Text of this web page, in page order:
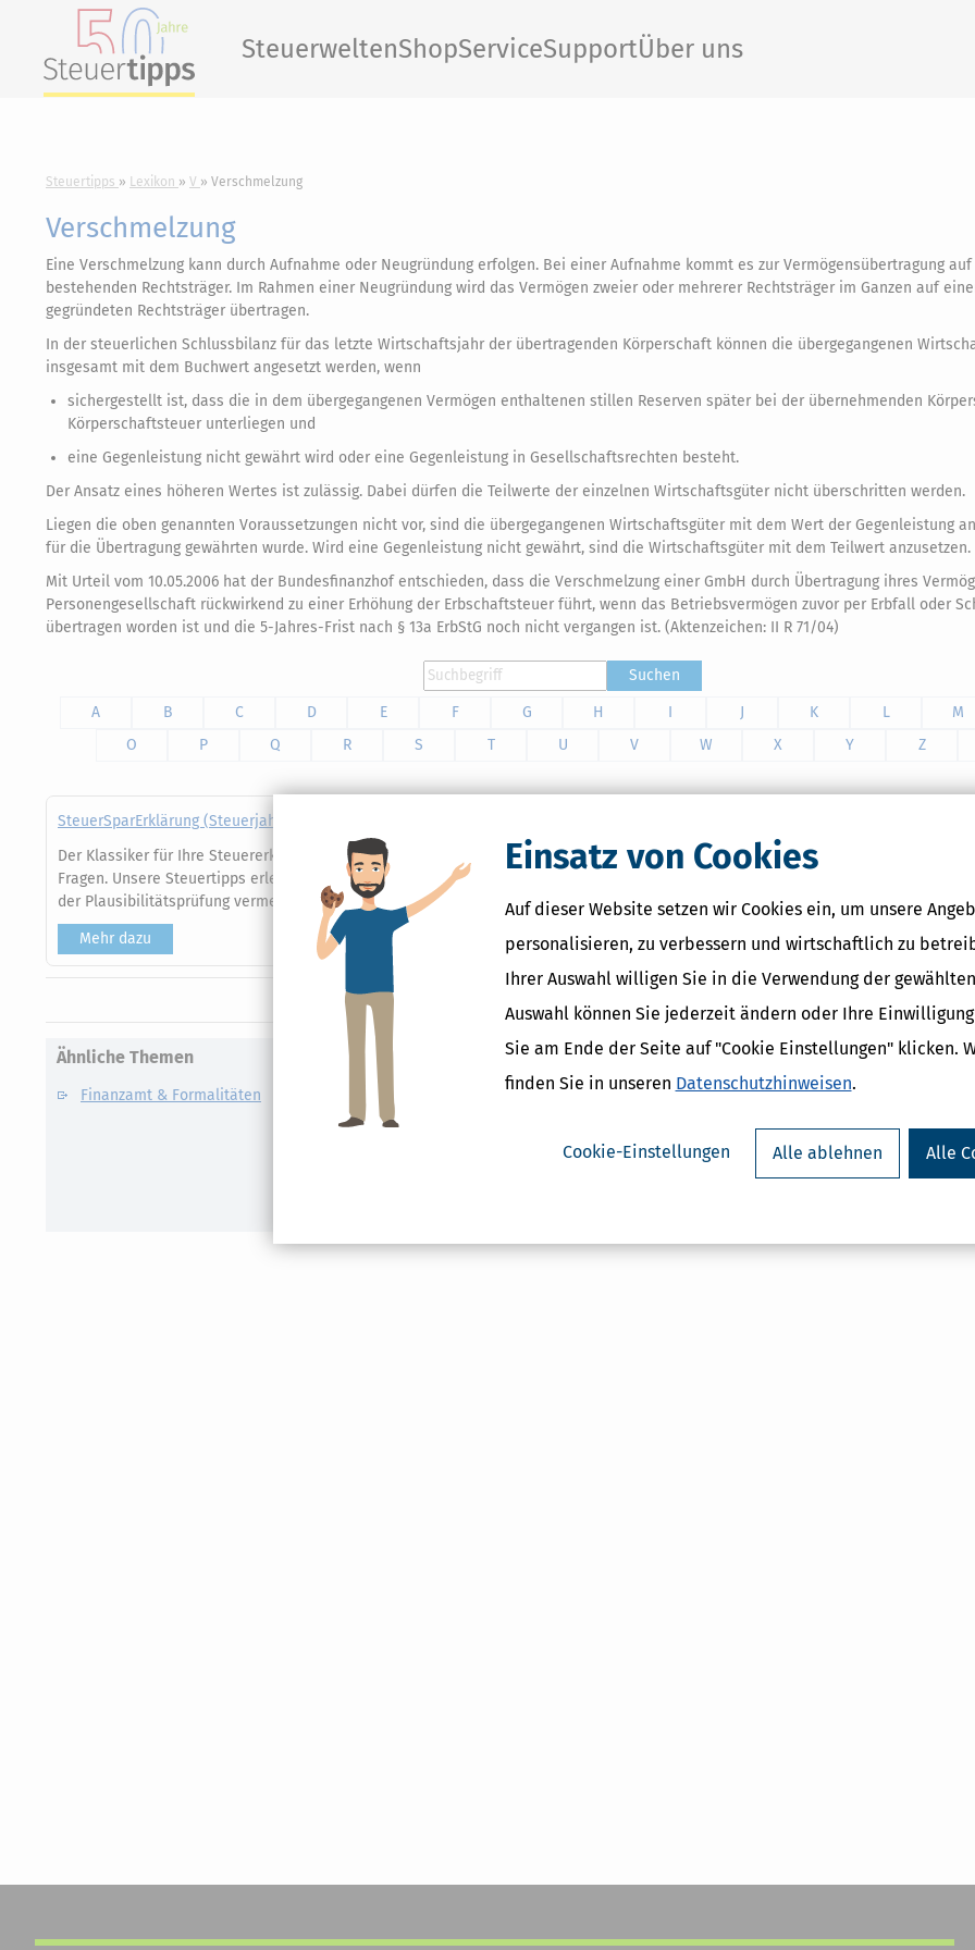
Einsatz von Cookies
Auf dieser Website setzen wir Cookies ein, um unsere
personalisieren, zu verbessern und wirtschaftlich zu
Ihrer Auswahl willigen Sie in die Verwendung der
Auswahl können Sie jederzeit ändern oder Ihre
Sie am Ende der Seite auf "Cookie Einstellungen" klicken.
finden Sie in unseren Datenschutzhinweisen.
Cookie-Einstellungen Alle ablehnen Alle
SteuerweltenShopServiceSupportÜber uns
Steuertipps Lexikon V Verschmelzung
Verschmelzung
Eine Verschmelzung kann durch Aufnahme oder Neugründung erfolgen. Bei einer Aufnahme kommt es zur Vermögensübertragung
bestehenden Rechtsträger. Im Rahmen einer Neugründung wird das Vermögen zweier oder mehrerer Rechtsträger im Ganzen auf
gegründeten Rechtsträger übertragen.
In der steuerlichen Schlussbilanz für das letzte Wirtschaftsjahr der übertragenden Körperschaft können die übergegangenen
insgesamt mit dem Buchwert angesetzt werden, wenn
sichergestellt ist, dass die in dem übergegangenen Vermögen enthaltenen stillen Reserven später bei der übernehmenden
Körperschaftsteuer unterliegen und
eine Gegenleistung nicht gewährt wird oder eine Gegenleistung in Gesellschaftsrechten besteht.
Der Ansatz eines höheren Wertes ist zulässig. Dabei dürfen die Teilwerte der einzelnen Wirtschaftsgüter nicht überschritten werden.
Liegen die oben genannten Voraussetzungen nicht vor, sind die übergegangenen Wirtschaftsgüter mit dem Wert der Gegenleistung
für die Übertragung gewährten wurde. Wird eine Gegenleistung nicht gewährt, sind die Wirtschaftsgüter mit dem Teilwert anzusetzen.
Mit Urteil vom 10.05.2006 hat der Bundesfinanzhof entschieden, dass die Verschmelzung einer GmbH durch Übertragung ihres
Personengesellschaft rückwirkend zu einer Erhöhung der Erbschaftsteuer führt, wenn das Betriebsvermögen zuvor per Erbfall oder
übertragen worden ist und die 5-Jahres-Frist nach § 13a ErbStG noch nicht vergangen ist. (Aktenzeichen: II R 71/04)
Suchen
A
B C D E F G H I J K L M
O
P Q R S T U V W X Y Z
SteuerSparErklärung (Steuerjahr 2025)
Der Klassiker für Ihre Steuererklärung 2025! Profitieren Sie von dem geführten und intuitiven Prozess mit leicht verständlichen
Fragen. Unsere Steuertipps erleichtern und maximieren Ihre Steuererstattung, die Ihnen sofort und exakt berechnet wird. Mit
der Plausibilitätsprüfung vermeiden Sie Eingabefehler bei der Abgabe Ihrer Steuererklärung.
Mehr dazu
Ähnliche Themen
Finanzamt & Formalitäten
Verwandte Begriffe
Formwechsel
Teilwert
Umwandlung